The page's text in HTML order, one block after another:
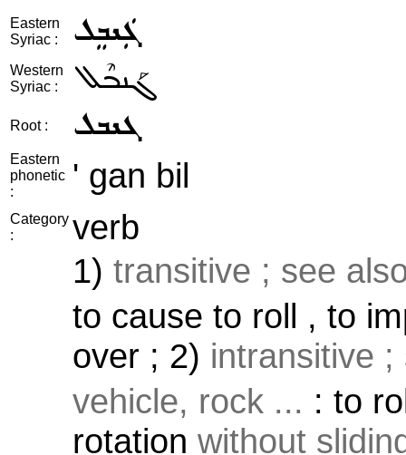
Eastern
Syriac :
ܓܲܢܒܸܠ
Western
Syriac :
ܓܰܢܒܶܠ
Root : ܓܢܒܠ
Eastern
phonetic
:
' gan bil
Category
:
verb
1) transitive ; see
to cause to roll , to
over ; 2) intransitive
vehicle, rock ... : to
rotation without